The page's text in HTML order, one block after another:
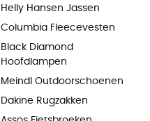
Helly Hansen Jassen
Columbia Fleecevesten
Black Diamond
Hoofdlampen
Meindl Outdoorschoenen
Dakine Rugzakken